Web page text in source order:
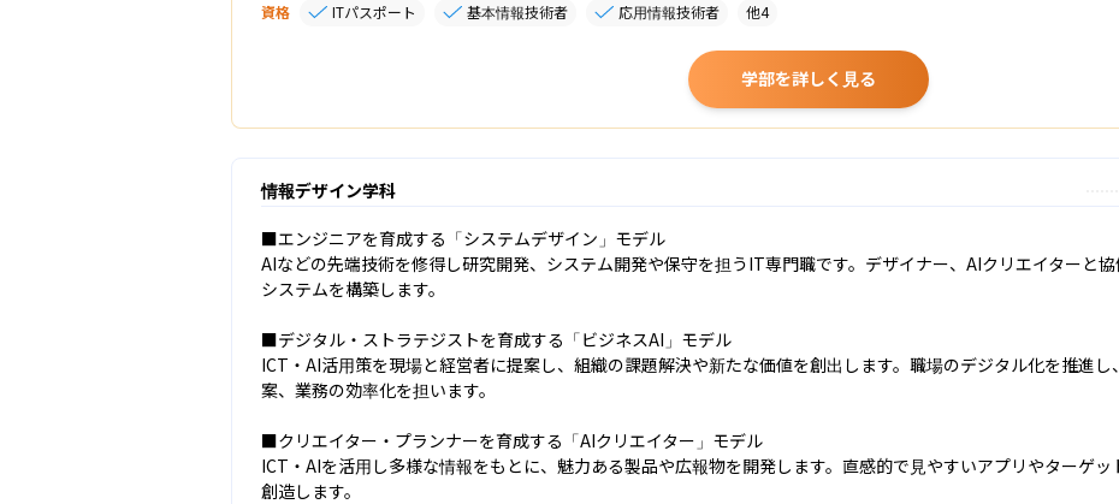
資格 ITパスポート 基本情報技術者 応用情報技術者 他4
学部を詳しく見る
情報デザイン学科
■エンジニアを育成する「システムデザイン」モデル
AIなどの先端技術を修得し研究開発、システム開発や保守を担うIT専門職です。デザイナー、AIクリエイターと
システムを構築します。
■デジタル・ストラテジストを育成する「ビジネスAI」モデル
ICT・AI活用策を現場と経営者に提案し、組織の課題解決や新たな価値を創出します。職場のデジタル化を推進
案、業務の効率化を担います。
■クリエイター・プランナーを育成する「AIクリエイター」モデル
ICT・AIを活用し多様な情報をもとに、魅力ある製品や広報物を開発します。直感的で見やすいアプリやターゲ
創造します。